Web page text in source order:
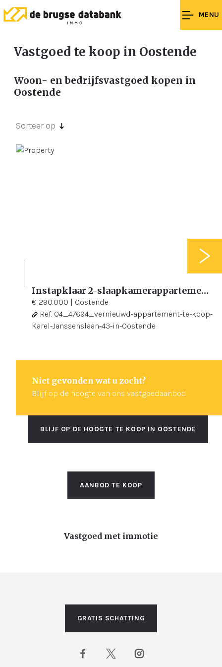
MENU
Vastgoed te koop in Oostende
Woon- en bedrijfsvastgoed kopen in
Oostende
Sorteer op
2 71 m² Instapklaar 2-slaapkamerappartement te koop in Oostende
€ 290.000 | Oostende
Ref. 04_47694_vernieuwd-appartement-te-koop-
Karel-Janssenslaan-43-in-Oostende
Niet gevonden wat u zocht?
Blijf op de hoogte van ons vastgoedaanbod
BLIJF OP DE HOOGTE TE KOOP IN OOSTENDE
AANBOD TE KOOP
Vastgoed met immotie
GRATIS SCHATTING